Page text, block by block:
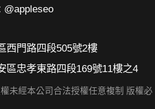
@appleseo
西門路四段505號2樓
區忠孝東路四段169號11樓之4
未經本公司合法授權任意複制 版權必